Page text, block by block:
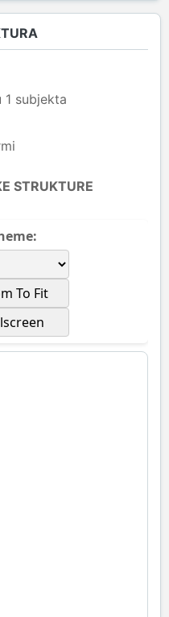
1 subjekta
STRUKTURE
To Fit